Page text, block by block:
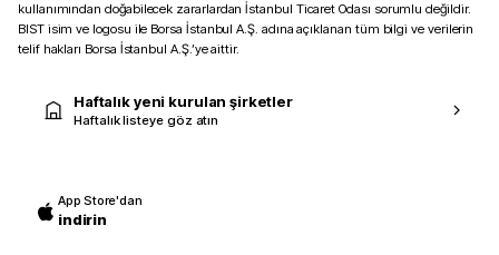
kullanımından doğabilecek zararlardan İstanbul Ticaret Odası sorumlu değildir.
BIST isim ve logosu ile Borsa İstanbul A.Ş. adına açıklanan tüm bilgi ve verilerin
telif hakları Borsa İstanbul A.Ş.’ye aittir.
Haftalık yeni kurulan şirketler
Haftalık listeye göz atın
App Store'dan
indirin